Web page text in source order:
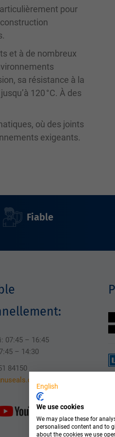
pour
et à de nombreux
sa résistance à la
120 °C. À des
où des joints
exigeants.
Fiable
07:45 – 16:45
– 14:30
84150
English
We use cookies
We may place these for
personalised content and to
about the cookies we use